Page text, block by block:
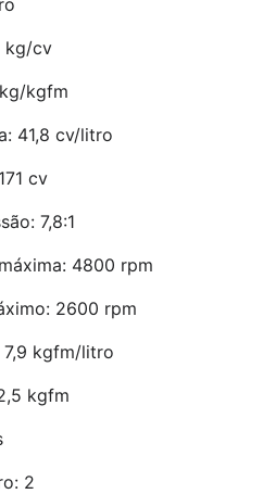
kg/cv
kgfm
41,8 cv/litro
cv
7,8:1
4800 rpm
2600 rpm
kgfm/litro
kgfm
2